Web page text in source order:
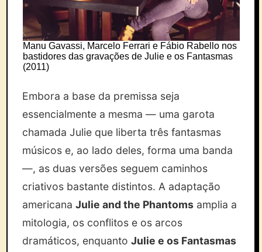
Manu Gavassi, Marcelo Ferrari e Fábio Rabello nos
bastidores das gravações de Julie e os Fantasmas
(2011)
Embora a base da premissa seja
essencialmente a mesma — uma garota
chamada Julie que liberta três fantasmas
músicos e, ao lado deles, forma uma banda
—, as duas versões seguem caminhos
criativos bastante distintos. A adaptação
americanaJulie and the Phantoms amplia a
mitologia, os conflitos e os arcos
dramáticos, enquantoJulie e os Fantasmas